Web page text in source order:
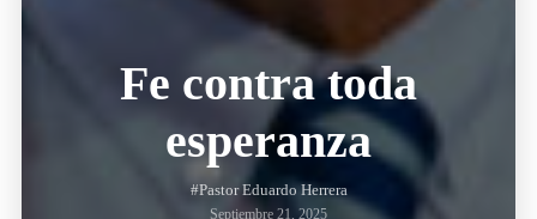
Fe contra toda
esperanza
#Pastor Eduardo Herrera
Septiembre 21, 2025